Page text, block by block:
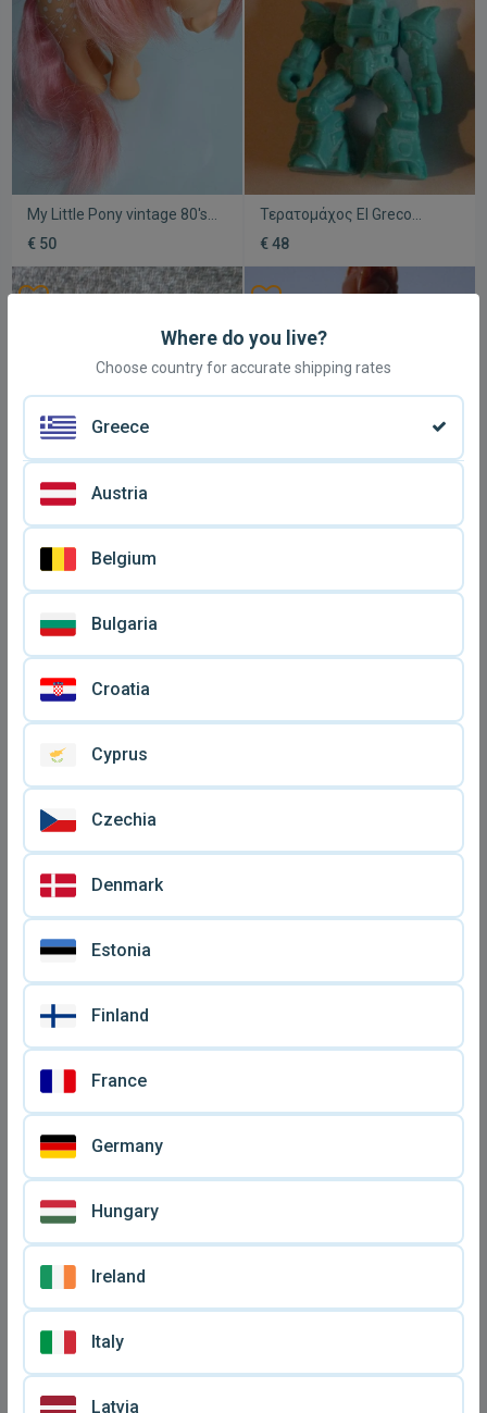
My Little Pony vintage 80's
Ροζαλίν από El Greco
άριστο σαν καινούριο
€ 50
Τερατομάχος El Greco
Battle Beast
Καμηλοπάρδαλη
μεταχειρισμένος
€ 48
Καφέ τερατομάχος Κρίμπο
ο καρχαρίας φιγούρα El
Greco battle beast
μεταχειρισμένη
άλογο μεταχειρισμένο El
Εγκέλαδος ο εκτελεστής
μαύρος υπογήινος φιγούρα
υπογήινοι El Greco
φιγούρα υπογήινος
μεταχειρισμένη El Greco
Kombattini άσπρη πέρλα
€ 10
Where do you live?
Choose country for accurate shipping rates
Greece
Austria
Belgium
Bulgaria
Croatia
Cyprus
Czechia
Denmark
Estonia
Finland
France
Germany
Hungary
Ireland
Italy
Latvia